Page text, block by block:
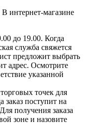
интернет-магазине
до 19.00. Когда
служба свяжется
предложит выбрать
адрес. Осмотрите
указанной
точек для
заказ поступит на
получения заказа
зоне и назовите